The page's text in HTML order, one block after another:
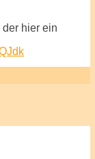
hier ein